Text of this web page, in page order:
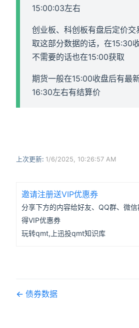
15:00:03左右
创业板、科创板有盘后定价交
取这部分数据的话，在15:30
不需要的话也在15:00获取
期货一般在15:00收盘后有最
16:30左右有结算价
上次更新: 1/6/2025, 10:26:57 AM
邀请注册送VIP优惠券
分享下方的内容给好友、QQ群、微
得VIP优惠券
玩转qmt,上迅投qmt知识库
债券数据